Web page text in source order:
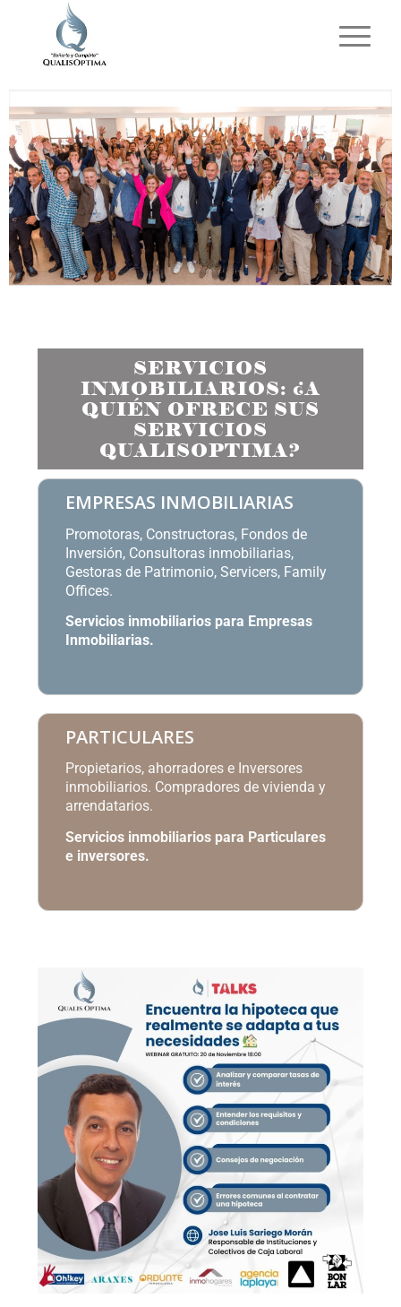
SERVICIOS
INMOBILIARIOS: ¿A
QUIÉN OFRECE SUS
SERVICIOS
QUALISOPTIMA?
EMPRESAS INMOBILIARIAS
Promotoras, Constructoras, Fondos de
Inversión, Consultoras inmobiliarias,
Gestoras de Patrimonio, Servicers, Family
Offices.
Servicios inmobiliarios para Empresas
Inmobiliarias.
PARTICULARES
Propietarios, ahorradores e Inversores
inmobiliarios. Compradores de vivienda y
arrendatarios.
Servicios inmobiliarios para Particulares
e inversores.